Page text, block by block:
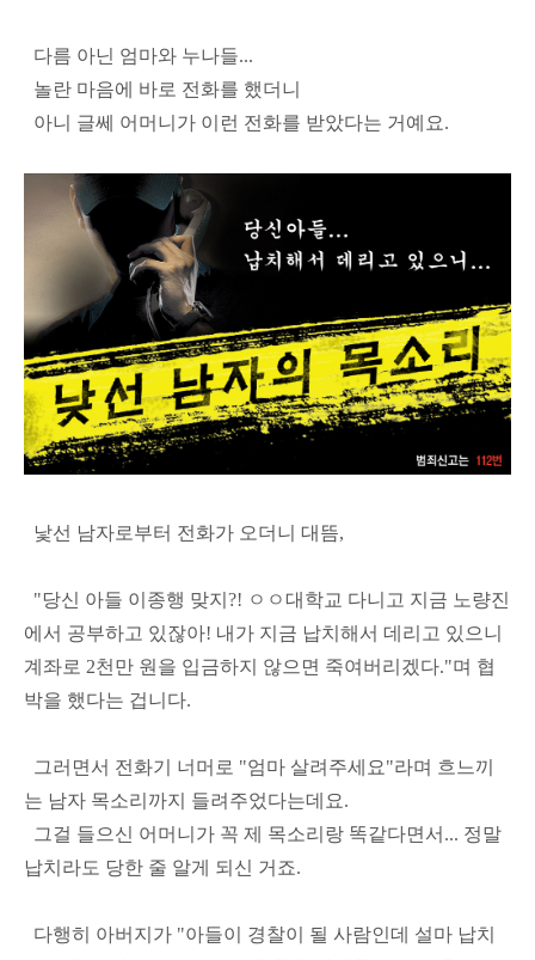
다름 아닌 엄마와 누나들...
놀란 마음에 바로 전화를 했더니
아니 글쎄 어머니가 이런 전화를 받았다는 거예요.
낯선 남자로부터 전화가 오더니 대뜸,
"당신 아들 이종행 맞지?! ㅇㅇ대학교 다니고 지금 노량진
에서 공부하고 있잖아! 내가 지금 납치해서 데리고 있으니
계좌로 2천만 원을 입금하지 않으면 죽여버리겠다."며 협
박을 했다는 겁니다.
그러면서 전화기 너머로 "엄마 살려주세요"라며 흐느끼
는 남자 목소리까지 들려주었다는데요.
그걸 들으신 어머니가 꼭 제 목소리랑 똑같다면서... 정말
납치라도 당한 줄 알게 되신 거죠.
다행히 아버지가 "아들이 경찰이 될 사람인데 설마 납치